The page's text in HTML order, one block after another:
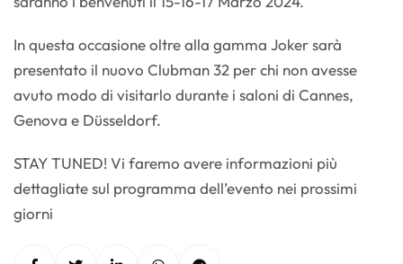
In questa occasione oltre alla gamma Joker sarà
presentato il nuovo Clubman 32 per chi non avesse
avuto modo di visitarlo durante i saloni di Cannes,
Genova e Düsseldorf.
STAY TUNED! Vi faremo avere informazioni più
dettagliate sul programma dell’evento nei prossimi
giorni